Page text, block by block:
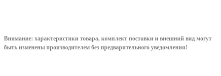
Внимание: характеристики товара, комплект поставки и внешний вид могут
быть изменены производителем без предварительного уведомления!